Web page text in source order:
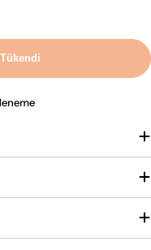
Espresso Blend
Amalfi
Tükendi